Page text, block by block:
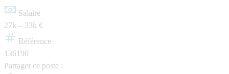
Salaire
27k – 33k €
Référence
136190
Partager ce poste :